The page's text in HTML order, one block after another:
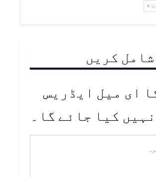
کریں
ای میل ایڈریس
کیا جائے گا۔